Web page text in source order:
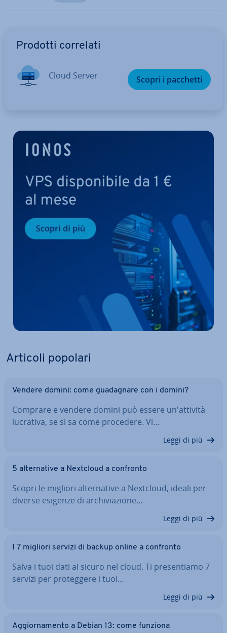
Prodotti correlati
Cloud Server Scopri i pacchetti
Articoli popolari
Vendere domini: come gua­da­gna­re con i domini?
Comprare e vendere domini può essere un'at­ti­vi­tà
lucrativa, se si sa come procedere. Vi…
Leggi di più
5 al­ter­na­ti­ve a Nextcloud a confronto
Scopri le migliori al­ter­na­ti­ve a Nextcloud, ideali per
diverse esigenze di ar­chi­via­zio­ne…
Leggi di più
I 7 migliori servizi di backup online a confronto
Salva i tuoi dati al sicuro nel cloud. Ti pre­sen­tia­mo 7
servizi per pro­teg­ge­re i tuoi…
Leggi di più
Ag­gior­na­men­to a Debian 13: come funziona